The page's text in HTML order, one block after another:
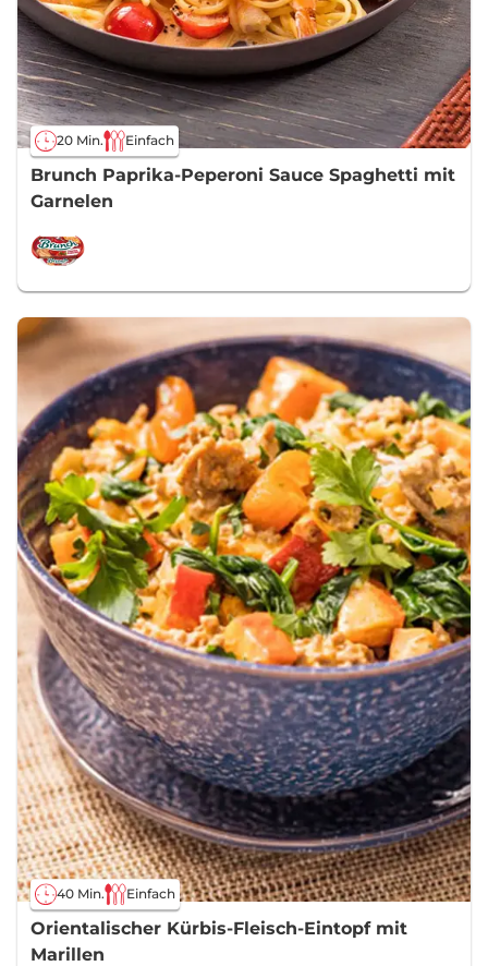
20 Min. Einfach
Brunch Paprika-Peperoni Sauce Spaghetti mit
Garnelen
40 Min. Einfach
Orientalischer Kürbis-Fleisch-Eintopf mit
Marillen